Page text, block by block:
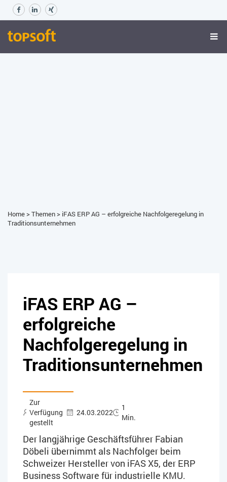
Home>Themen> iFAS ERP AG – erfolgreiche Nachfolgeregelung in
Traditionsunternehmen
iFAS ERP AG –
erfolgreiche
Nachfolgeregelung in
Traditionsunternehmen
Zur
Verfügung
gestellt
24.03.2022
1
Min.
Der langjährige Geschäftsführer Fabian
Döbeli übernimmt als Nachfolger beim
Schweizer Hersteller von iFAS X5, der ERP
Business Software für industrielle KMU.